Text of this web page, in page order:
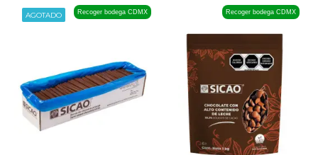
Recoger bodega CDMX
AGOTADO Recoger bodega CDMX